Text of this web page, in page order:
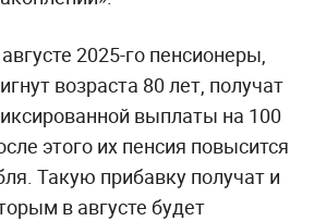
2025-го пенсионеры,
возраста 80 лет, получат
выплаты на 100
этого их пенсия повысится
Такую прибавку получат и
в августе будет